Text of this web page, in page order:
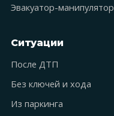
Эвакуатор-манипулятор
Ситуации
После ДТП
Без ключей и хода
Из паркинга